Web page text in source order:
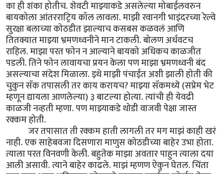
का ही शंका होतीच. शेवटी माझ्याकडे असलेल्या मोबाईलवरुन
बायकोला आंतरराट्रिय कॉल लावला. माझी रवानगी भाइंदरच्या रेल्वे
सुरक्षा बलाच्या कोठडीत झाल्याच कसबस कळवलं आणि
तितक्यात माझ्या भ्रमणध्वनीने मान टाकली. बोलण अर्धवटच
राहिल. माझा परत फोन न आल्याने बायको अधिकच काळजीत
पडली. तिने फोन लावायचा प्रयन केला पण माझा भ्रमणध्वनी बंद
असल्याचा संदेश मिळाला. इथे माझी पंचाईत अशी झाली होती की
चुकुन सॅक तपासली तर काय करायच? माझ्या सॅकमध्ये (सप्रेम भेट
म्हणून द्यायला आणलेल्या) ३ बाटल्या होत्या. त्यांची ही येवढी
काळजी नव्हती म्हणा. पण माझ्याकडे थोडी वाजवी पेक्षा जास्त
रक्कम होती.
जर तपासात ती रक्कम हाती लागली तर मग माझं काही खरं
नाही. एक साहेबवजा दिसणारा माणुस कोठडीच्या बाहेर उभा होता.
त्याला परत विनवणी केली. बहुतेक माझा अवतार पाहुन त्याला दया
आली असावी. त्याने बाहेर काढले. माझं म्हणण ऐकुन घेतल. चिंता